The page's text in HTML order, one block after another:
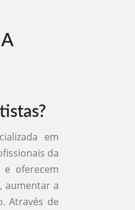
em
da
e oferecem
aumentar a
Através de